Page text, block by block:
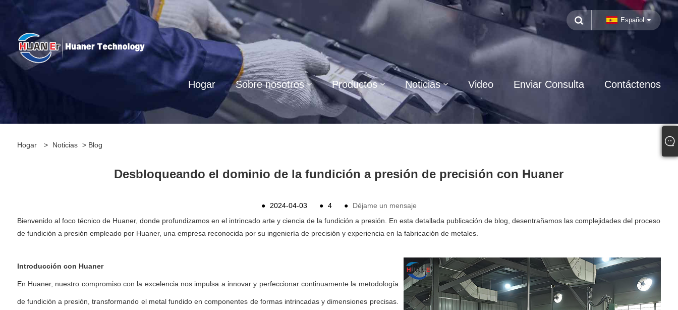
Español
Hogar Sobre nosotros Productos Noticias Video Enviar Consulta Contáctenos
Hogar > Noticias > Blog
Desbloqueando el dominio de la fundición a presión de precisión con Huaner
● 2024-04-03 ● 4 ●
Déjame un mensaje
Bienvenido al foco técnico de Huaner, donde profundizamos en el intrincado arte y ciencia de la fundición a presión. En esta detallada publicación de blog, desentrañamos las complejidades del proceso
de fundición a presión empleado por Huaner, una empresa reconocida por su ingeniería de precisión y experiencia en la fabricación de metales.
Introducción con Huaner
En Huaner, nuestro compromiso con la excelencia nos impulsa a innovar y perfeccionar continuamente la metodología
de fundición a presión, transformando el metal fundido en componentes de formas intrincadas y dimensiones precisas.